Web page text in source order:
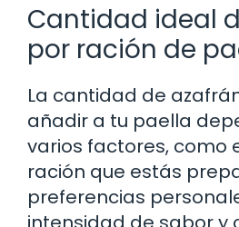
Cantidad ideal
por ración de
La cantidad de
añadir a tu paella
varios factores, como
ración que estás
preferencias